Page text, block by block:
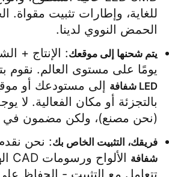
الحمض النووي لدينا.
يتم شحنها إلى موقعك
يومًا على مستوى العالم. نقوم
LED شفافة
(نحن مصنع)، ولكن مضمون في
فريقك، التثبيت الخاص بك: نحن
شفافة